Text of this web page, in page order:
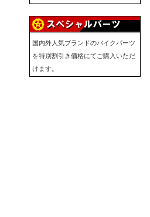
国内外人気ブランドのバイクパーツ
を特別割引き価格にてご購入いただ
けます。